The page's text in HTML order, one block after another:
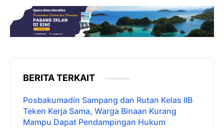
BERITA TERKAIT
Posbakumadin Sampang dan Rutan Kelas IIB
Teken Kerja Sama, Warga Binaan Kurang
Mampu Dapat Pendampingan Hukum